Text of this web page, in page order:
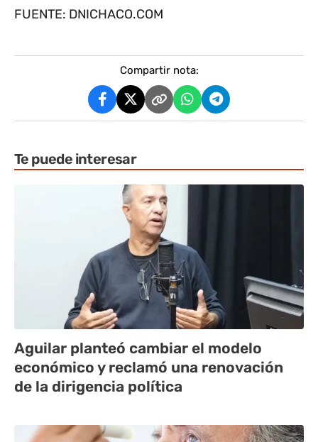
FUENTE: DNICHACO.COM
Compartir nota:
Te puede interesar
Aguilar planteó cambiar el modelo
económico y reclamó una renovación
de la dirigencia política